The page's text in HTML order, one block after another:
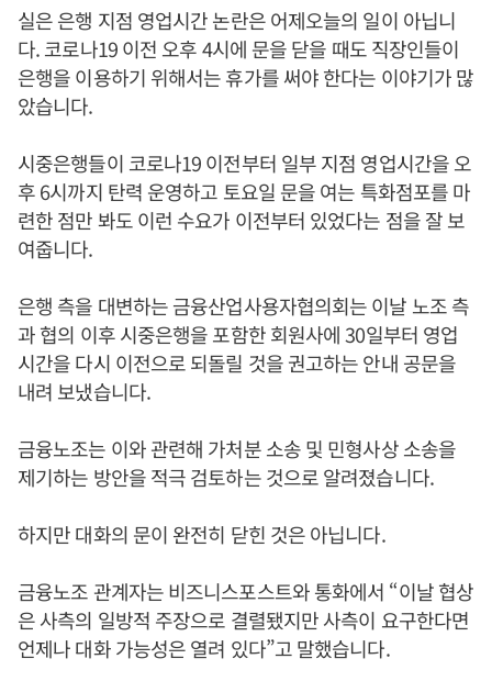
실은 은행 지점 영업시간 논란은 어제오늘의 일이 아닙니
다. 코로나19 이전 오후 4시에 문을 닫을 때도 직장인들이
은행을 이용하기 위해서는 휴가를 써야 한다는 이야기가 많
았습니다.
시중은행들이 코로나19 이전부터 일부 지점 영업시간을 오
후 6시까지 탄력 운영하고 토요일 문을 여는 특화점포를 마
련한 점만 봐도 이런 수요가 이전부터 있었다는 점을 잘 보
여줍니다.
은행 측을 대변하는 금융산업사용자협의회는 이날 노조 측
과 협의 이후 시중은행을 포함한 회원사에 30일부터 영업
시간을 다시 이전으로 되돌릴 것을 권고하는 안내 공문을
내려 보냈습니다.
금융노조는 이와 관련해 가처분 소송 및 민형사상 소송을
제기하는 방안을 적극 검토하는 것으로 알려졌습니다.
하지만 대화의 문이 완전히 닫힌 것은 아닙니다.
금융노조 관계자는 비즈니스포스트와 통화에서 “이날 협상
은 사측의 일방적 주장으로 결렬됐지만 사측이 요구한다면
언제나 대화 가능성은 열려 있다”고 말했습니다.